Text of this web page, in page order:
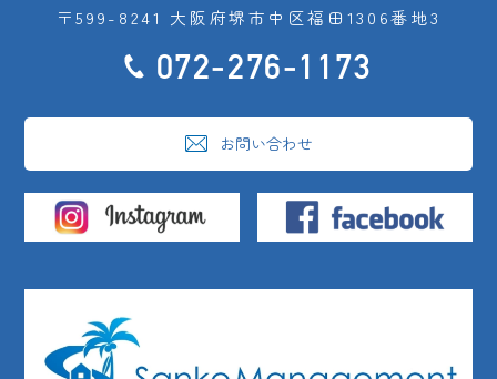
〒599-8241 大阪府堺市中区福田1306番地3
072-276-1173
お問い合わせ